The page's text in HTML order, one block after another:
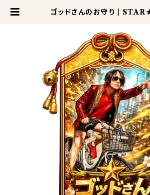
ゴッドさんのお守り |